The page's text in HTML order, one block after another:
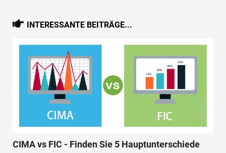
INTERESSANTE BEITRÄGE...
CIMA vs FIC - Finden Sie 5 Hauptunterschiede